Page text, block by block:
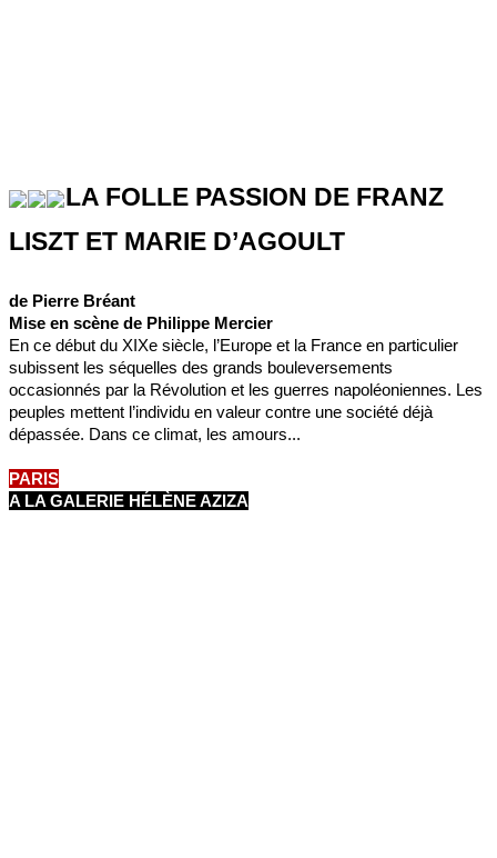
LA FOLLE PASSION DE FRANZ
LISZT ET MARIE D’AGOULT
de Pierre Bréant
Mise en scène de Philippe Mercier
En ce début du XIXe siècle, l’Europe et la France en particulier
subissent les séquelles des grands bouleversements
occasionnés par la Révolution et les guerres napoléoniennes. Les
peuples mettent l’individu en valeur contre une société déjà
dépassée. Dans ce climat, les amours...
PARIS
A LA GALERIE HÉLÈNE AZIZA